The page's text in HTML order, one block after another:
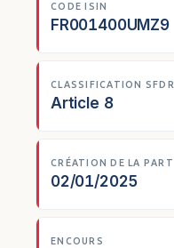
CODE ISIN
FR001400UMZ9
CLASSIFICATION SFDR
Article 8
CRÉATION DE LA PART
02/01/2025
ENCOURS